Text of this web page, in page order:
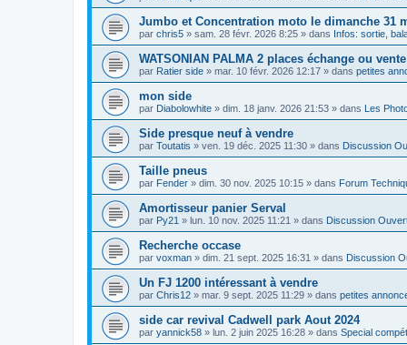
Jumbo et Concentration moto le dimanche 31
par chris5 » sam. 28 févr. 2026 8:25 » dans Infos: sortie,
WATSONIAN PALMA 2 places échange ou vente
par Ratier side » mar. 10 févr. 2026 12:17 » dans petites
mon side
par Diabolowhite » dim. 18 janv. 2026 21:53 » dans Les
Side presque neuf à vendre
par Toutatis » ven. 19 déc. 2025 11:30 » dans Discussion
Taille pneus
par Fender » dim. 30 nov. 2025 10:15 » dans Forum
Amortisseur panier Serval
par Py21 » lun. 10 nov. 2025 11:21 » dans Discussion
Recherche occase
par voxman » dim. 21 sept. 2025 16:31 » dans Discussion
Un FJ 1200 intéressant à vendre
par Chris12 » mar. 9 sept. 2025 11:29 » dans petites
side car revival Cadwell park Aout 2024
par yannick58 » lun. 2 juin 2025 16:28 » dans Special